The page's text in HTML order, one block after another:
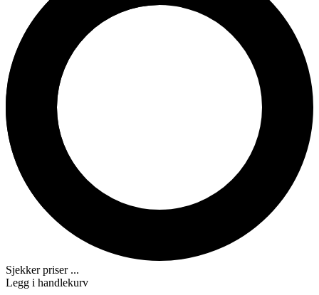
Sjekker priser ...
Legg i handlekurv